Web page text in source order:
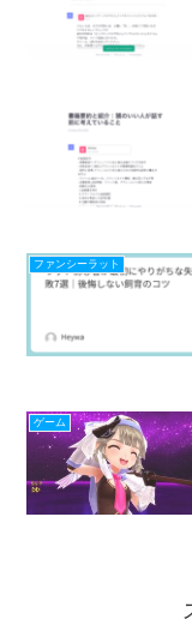
ファンシーラット
ゲーム